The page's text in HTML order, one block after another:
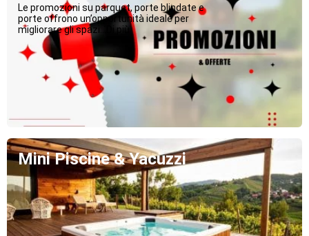
Le promozioni su parquet, porte blindate e
porte offrono un’opportunità ideale per
migliorare gli spazi...Di più
Mini Piscine & Yacuzzi